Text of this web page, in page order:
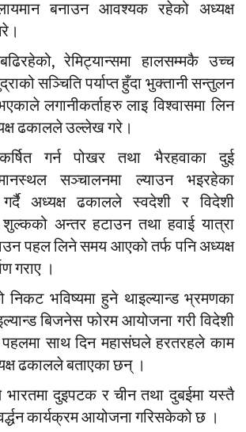
बनाउन आवश्यक रहेको अध्यक्ष
रेमिट्यान्समा हालसम्मकै उच्च
सञ्चिति पर्याप्त हुँदा भुक्तानी सन्तुलन
लगानीकर्ताहरु लाइ विश्वासमा लिन
ढकालले उल्लेख गरे।
गर्न पोखर तथा भैरहवाका दुई
सञ्चालनमा ल्याउन भइरहेका
अध्यक्ष ढकालले स्वदेशी र विदेशी
अन्तर हटाउन तथा हवाई यात्रा
पहल लिने समय आएको तर्फ पनि अध्यक्ष
गराए ।
निकट भविष्यमा हुने थाइल्यान्ड भ्रमणका
बिजनेस फोरम आयोजना गरी विदेशी
पहलमा साथ दिन महासंघले हरतरहले काम
ढकालले बताएका छन् ।
दुइपटक र चीन तथा दुबईमा यस्तै
कार्यक्रम आयोजना गरिसकेको छ ।